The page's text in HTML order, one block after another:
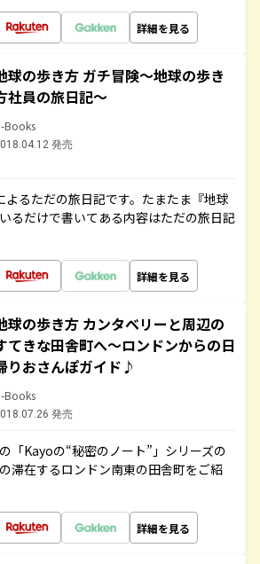
詳細を見る
球の歩き方 ガチ冒険～地球の歩き
社員の旅日記～
Books
発売
るただの旅日記です。たまたま『地球
るだけで書いてある内容はただの旅日記
詳細を見る
球の歩き方 カンタベリーと周辺の
てきな田舎町へ～ロンドンからの日
りおさんぽガイド♪
Books
発売
「Kayoの“秘密のノート”」シリーズの
滞在するロンドン南東の田舎町をご紹
詳細を見る